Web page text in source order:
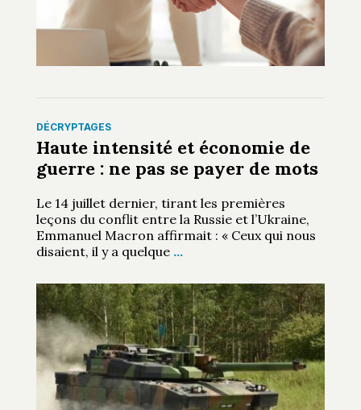
DÉCRYPTAGES
Haute intensité et économie de
guerre : ne pas se payer de mots
Le 14 juillet dernier, tirant les premières
leçons du conflit entre la Russie et l’Ukraine,
Emmanuel Macron affirmait : « Ceux qui nous
disaient, il y a quelque …